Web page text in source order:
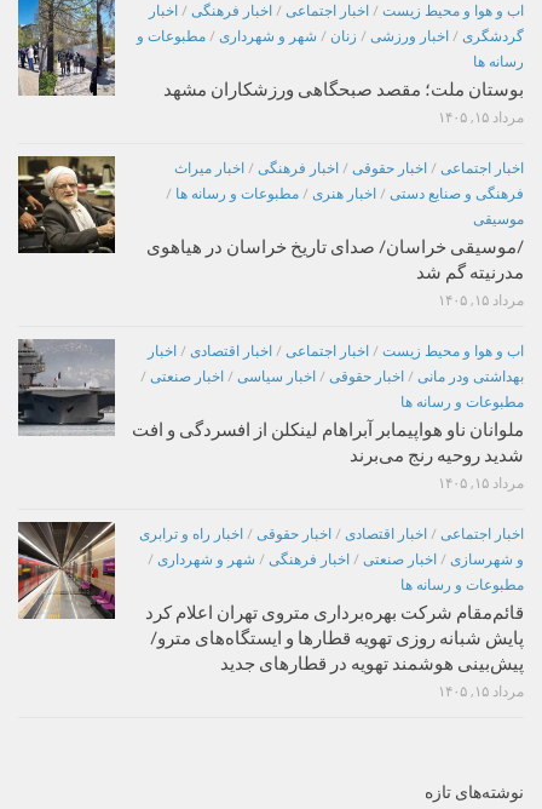
اب و هوا و محیط زیست / اخبار اجتماعی / اخبار فرهنگی / اخبار
گردشگری / اخبار ورزشی / زنان / شهر و شهرداری / مطبوعات و
رسانه ها
بوستان ملت؛ مقصد صبحگاهی ورزشکاران مشهد
مرداد ۱۵, ۱۴۰۵
اخبار اجتماعی / اخبار حقوقی / اخبار فرهنگی / اخبار میراث
فرهنگی و صنایع دستی / اخبار هنری / مطبوعات و رسانه ها /
موسیقی
/موسیقی خراسان/ صدای تاریخ خراسان در هیاهوی
مدرنیته گم شد
مرداد ۱۵, ۱۴۰۵
اب و هوا و محیط زیست / اخبار اجتماعی / اخبار اقتصادی / اخبار
بهداشتی ودر مانی / اخبار حقوقی / اخبار سیاسی / اخبار صنعتی /
مطبوعات و رسانه ها
ملوانان ناو هواپیمابر آبراهام لینکلن از افسردگی و افت
شدید روحیه رنج می‌برند
مرداد ۱۵, ۱۴۰۵
اخبار اجتماعی / اخبار اقتصادی / اخبار حقوقی / اخبار راه و ترابری
و شهرسازی / اخبار صنعتی / اخبار فرهنگی / شهر و شهرداری /
مطبوعات و رسانه ها
قائم‌مقام شرکت بهره‌برداری متروی تهران اعلام کرد
پایش شبانه روزی تهویه قطارها و ایستگاه‌های مترو/
پیش‌بینی هوشمند تهویه در قطارهای جدید
مرداد ۱۵, ۱۴۰۵
نوشته‌های تازه